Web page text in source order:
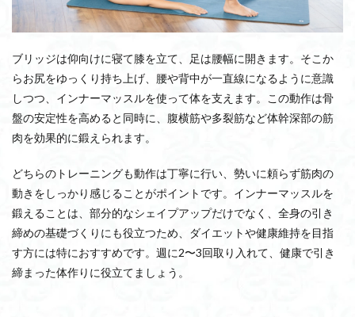
ブリッジは仰向けに寝て膝を立て、足は腰幅に開きます。そこか
らお尻をゆっくり持ち上げ、腰や背中が一直線になるように意識
しつつ、インナーマッスルを使って体を支えます。この動作は骨
盤の安定性を高めると同時に、腹横筋や多裂筋など体幹深部の筋
肉を効果的に鍛えられます。
どちらのトレーニングも動作は丁寧に行い、勢いに頼らず筋肉の
動きをしっかり感じることがポイントです。インナーマッスルを
鍛えることは、部分的なシェイプアップだけでなく、全身の引き
締めの基礎づくりにも役立つため、ダイエットや健康維持を目指
す方には特におすすめです。週に2〜3回取り入れて、健康で引き
締まった体作りに役立てましょう。